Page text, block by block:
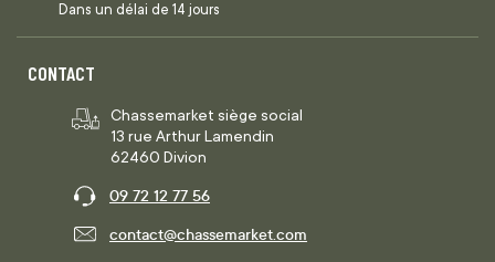
Dans un délai de 14 jours
CONTACT
Chassemarket siège social
13 rue Arthur Lamendin
62460 Divion
09 72 12 77 56
contact@chassemarket.com